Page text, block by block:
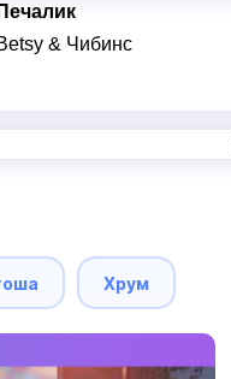
Печалик
& Чибинс
Хрум